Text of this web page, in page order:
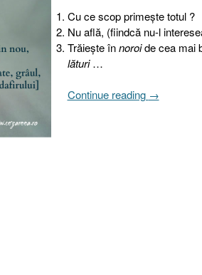
Cu ce scop primeşte totul ?
Nu află, (fiindcă nu-l
Trăieşte înnoroide cea mai
lături…
Continue reading „Gânduri
→